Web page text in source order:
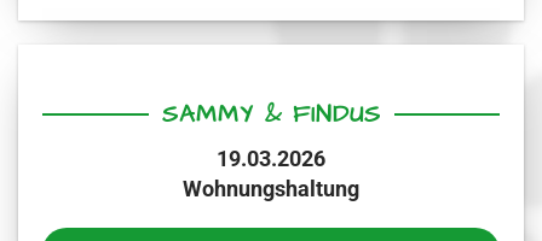
SAMMY & FINDUS
19.03.2026
Wohnungshaltung